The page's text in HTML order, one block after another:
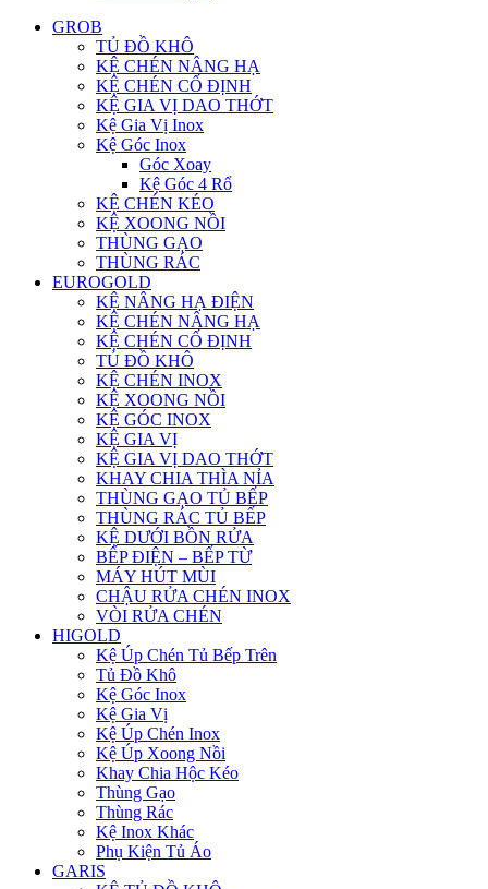
GROB
TỦ ĐỒ KHÔ
KỆ CHÉN NÂNG HẠ
KỆ CHÉN CỐ ĐỊNH
KỆ GIA VỊ DAO THỚT
Kệ Gia Vị Inox
Kệ Góc Inox
Góc Xoay
Kệ Góc 4 Rổ
KỆ CHÉN KÉO
KỆ XOONG NỒI
THÙNG GẠO
THÙNG RÁC
EUROGOLD
KỆ NÂNG HẠ ĐIỆN
KỆ CHÉN NÂNG HẠ
KỆ CHÉN CỐ ĐỊNH
TỦ ĐỒ KHÔ
KỆ CHÉN INOX
KỆ XOONG NỒI
KỆ GÓC INOX
KỆ GIA VỊ
KỆ GIA VỊ DAO THỚT
KHAY CHIA THÌA NỈA
THÙNG GẠO TỦ BẾP
THÙNG RÁC TỦ BẾP
KỆ DƯỚI BỒN RỬA
BẾP ĐIỆN – BẾP TỪ
MÁY HÚT MÙI
CHẬU RỬA CHÉN INOX
VÒI RỬA CHÉN
HIGOLD
Kệ Úp Chén Tủ Bếp Trên
Tủ Đồ Khô
Kệ Góc Inox
Kệ Gia Vị
Kệ Úp Chén Inox
Kệ Úp Xoong Nồi
Khay Chia Hộc Kéo
Thùng Gạo
Thùng Rác
Kệ Inox Khác
Phụ Kiện Tủ Áo
GARIS